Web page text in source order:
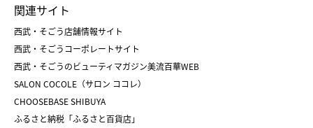
父の日
クリスマスケーキ
ホワイトデー
菓子折り
和菓子
人気のギフト
バレンタイン
ホワイトデー
おせち
関連サイト
西武・そごう店舗情報サイト
西武・そごうコーポレートサイト
西武・そごうのビューティマガジン美流百華WEB
SALON COCOLE（サロン ココレ）
CHOOSEBASE SHIBUYA
ふるさと納税「ふるさと百貨店」